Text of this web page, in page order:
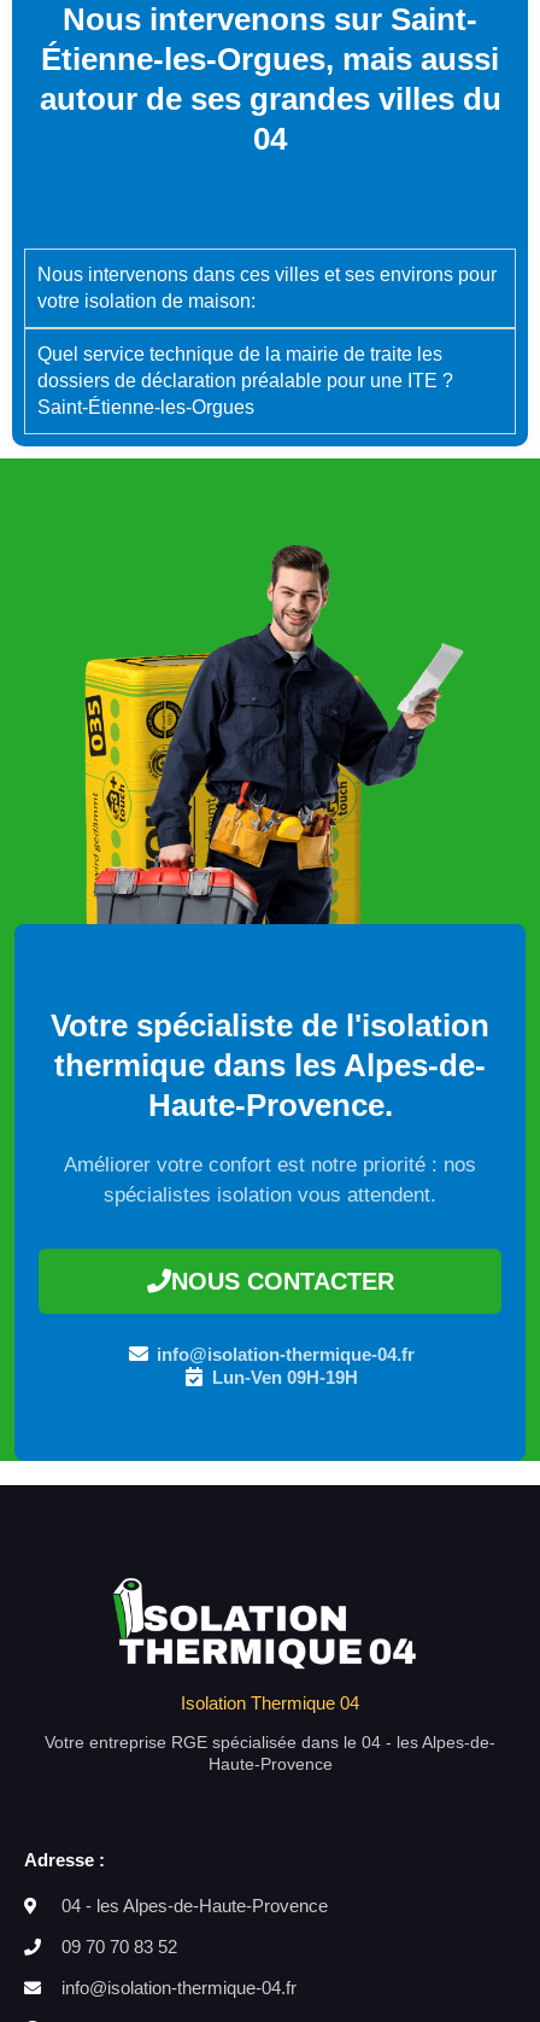
Nous intervenons sur Saint-
Étienne-les-Orgues, mais aussi
autour de ses grandes villes du
04
Nous intervenons dans ces villes et ses environs pour
votre isolation de maison:
Quel service technique de la mairie de traite les
dossiers de déclaration préalable pour une ITE ?
Saint-Étienne-les-Orgues
Votre spécialiste de l'isolation
thermique dans les Alpes-de-
Haute-Provence.
Améliorer votre confort est notre priorité : nos
spécialistes isolation vous attendent.
NOUS CONTACTER
info@isolation-thermique-04.fr
Lun-Ven 09H-19H
Isolation Thermique 04
Votre entreprise RGE spécialisée dans le 04 - les Alpes-de-
Haute-Provence
Adresse :
04 - les Alpes-de-Haute-Provence
09 70 70 83 52
info@isolation-thermique-04.fr